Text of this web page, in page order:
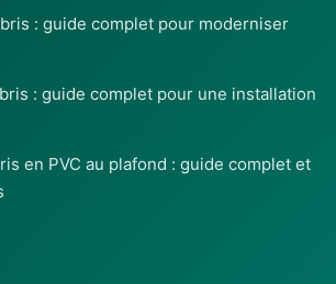
: guide complet pour moderniser
: guide complet pour une installation
en PVC au plafond : guide complet et